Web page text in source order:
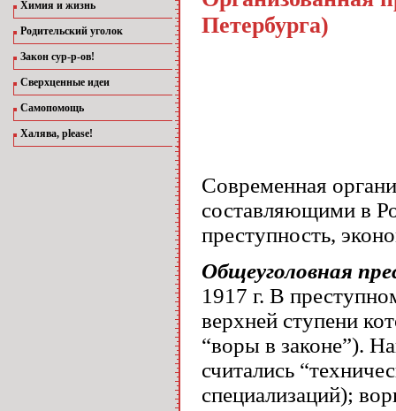
Химия и жизнь
Родительский уголок
Закон сур-р-ов!
Сверхценные идеи
Самопомощь
Халява, please!
Петербурга)
Современная
составляющими в
преступность,
Общеуголовная
1917 г. В
верхней ступени
“воры в законе”).
считались
специализаций);